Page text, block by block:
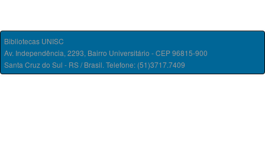
Bibliotecas UNISC
Av. Independência, 2293, Bairro Universitário - CEP 96815-900
Santa Cruz do Sul - RS / Brasil. Telefone: (51)3717.7409